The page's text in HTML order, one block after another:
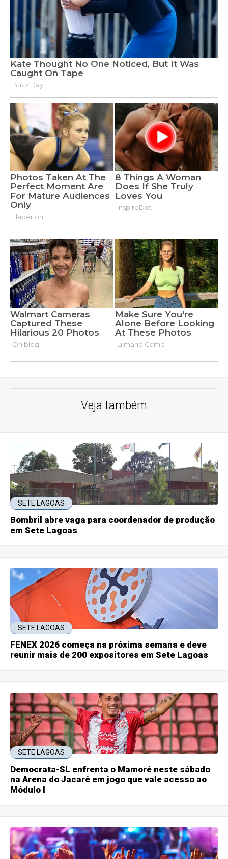
Veja também
SETE LAGOAS
Bombril abre vaga para coordenador de produção
em Sete Lagoas
SETE LAGOAS
FENEX 2026 começa na próxima semana e deve
reunir mais de 200 expositores em Sete Lagoas
SETE LAGOAS
Democrata-SL enfrenta o Mamoré neste sábado
na Arena do Jacaré em jogo que vale acesso ao
Módulo I